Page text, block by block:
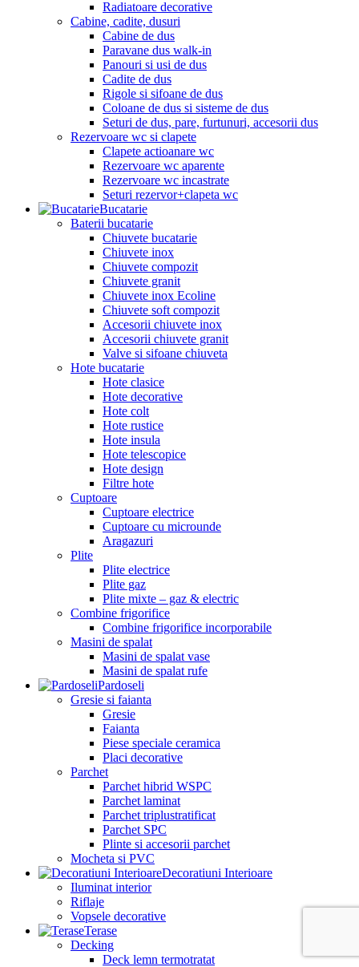
Radiatoare decorative
Cabine, cadite, dusuri
Cabine de dus
Paravane dus walk-in
Panouri si usi de dus
Cadite de dus
Rigole si sifoane de dus
Coloane de dus si sisteme de dus
Seturi de dus, pare, furtunuri, accesorii dus
Rezervoare wc si clapete
Clapete actioanare wc
Rezervoare wc aparente
Rezervoare wc incastrate
Seturi rezervor+clapeta wc
Bucatarie
Baterii bucatarie
Chiuvete bucatarie
Chiuvete inox
Chiuvete compozit
Chiuvete granit
Chiuvete inox Ecoline
Chiuvete soft compozit
Accesorii chiuvete inox
Accesorii chiuvete granit
Valve si sifoane chiuveta
Hote bucatarie
Hote clasice
Hote decorative
Hote colt
Hote rustice
Hote insula
Hote telescopice
Hote design
Filtre hote
Cuptoare
Cuptoare electrice
Cuptoare cu microunde
Aragazuri
Plite
Plite electrice
Plite gaz
Plite mixte – gaz & electric
Combine frigorifice
Combine frigorifice incorporabile
Masini de spalat
Masini de spalat vase
Masini de spalat rufe
Pardoseli
Gresie si faianta
Gresie
Faianta
Piese speciale ceramica
Placi decorative
Parchet
Parchet hibrid WSPC
Parchet laminat
Parchet triplustratificat
Parchet SPC
Plinte si accesorii parchet
Mocheta si PVC
Decoratiuni Interioare
Iluminat interior
Riflaje
Vopsele decorative
Terase
Decking
Deck lemn termotratat